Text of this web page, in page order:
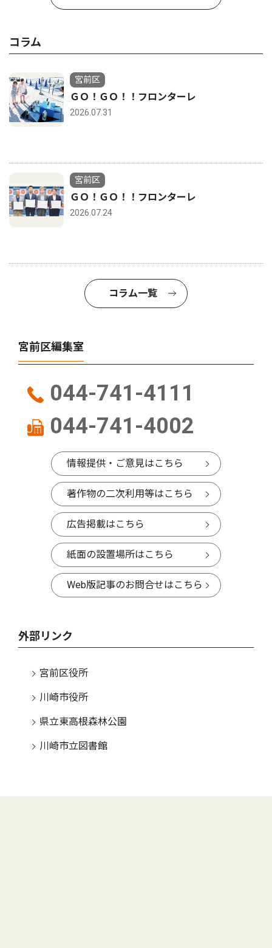
コラム
宮前区
ＧＯ！ＧＯ！！フロンターレ
2026.07.31
宮前区
ＧＯ！ＧＯ！！フロンターレ
2026.07.24
コラム一覧
宮前区編集室
044-741-4111
044-741-4002
情報提供・ご意見はこちら
著作物の二次利用等はこちら
広告掲載はこちら
紙面の設置場所はこちら
Web版記事のお問合せはこちら
外部リンク
宮前区役所
川崎市役所
県立東高根森林公園
川崎市立図書館